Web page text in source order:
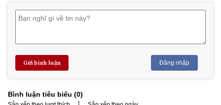
Gửi bình luận Đăng nhập
Bình luận tiêu biểu (0)
|